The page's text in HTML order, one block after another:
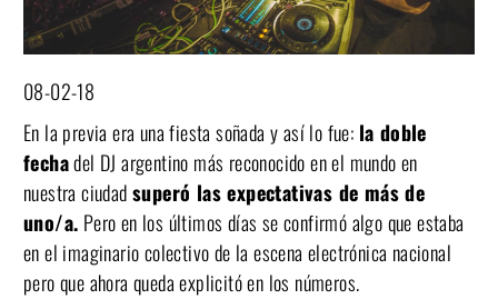
08-02-18
En la previa era una fiesta soñada y así lo fue: la doble
fechadel DJ argentino más reconocido en el mundo en
nuestra ciudadsuperó las expectativas de más de
uno/a. Pero en los últimos días se confirmó algo que estaba
en el imaginario colectivo de la escena electrónica nacional
pero que ahora queda explicitó en los números.